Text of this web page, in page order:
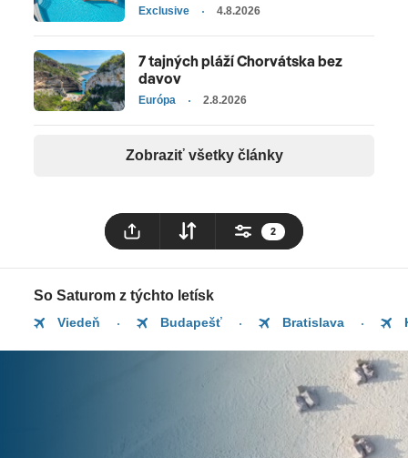
Exclusive 4.8.2026
7 tajných pláží Chorvátska bez
davov
Európa 2.8.2026
Zobraziť všetky články
2
So Saturom z týchto letísk
Viedeň Budapešť Bratislava